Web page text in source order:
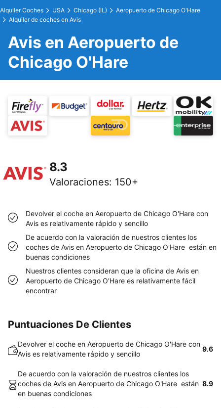
Alquiler Coches USA Chicago (IL)
Aeropuerto de Chicago O'Hare
Alquiler de coches en Avis
Avis en Aeropuerto de
Chicago O'Hare
8.3
Valoraciones: 150+
Devolver el coche en Aeropuerto de Chicago O'Hare con
Avis es relativamente rápido y sencillo
De acuerdo con la valoración de nuestros clientes los
coches de Avis en Aeropuerto de Chicago O'Hare están en
buenas condiciones
Nuestros clientes consideran que la oficina de Avis en
Aeropuerto de Chicago O'Hare es relativamente fácil
encontrar
Puntuaciones De Clientes
Devolver el coche en Aeropuerto de Chicago O'Hare con
Avis es relativamente rápido y sencillo
9.6
De acuerdo con la valoración de nuestros clientes los
coches de Avis en Aeropuerto de Chicago O'Hare están
en buenas condiciones
8.9